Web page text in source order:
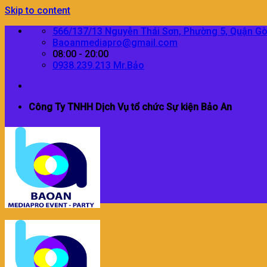
Skip to content
566/137/13 Nguyễn Thái Sơn, Phường 5, Quận
Baoanmediapro@gmail.com
08:00 - 20:00
0938.239.213 Mr.Bảo
Công Ty TNHH Dịch Vụ tổ chức Sự kiện Bảo An